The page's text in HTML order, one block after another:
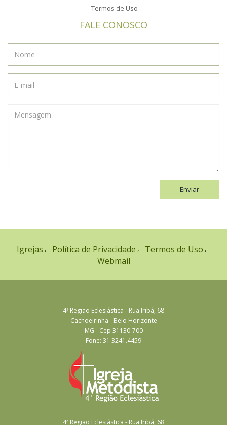
Termos de Uso
FALE CONOSCO
Enviar
Igrejas Política de Privacidade
Termos de Uso
Webmail
4ª Região Eclesiástica - Rua Iribá, 68
Cachoeirinha - Belo Horizonte
MG - Cep 31130-700
Fone: 31 3241.4459
4ª Região Eclesiástica - Rua Iribá, 68